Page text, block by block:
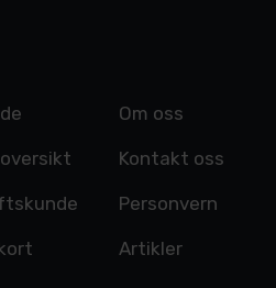
Om oss
Kontakt oss
Personvern
Artikler